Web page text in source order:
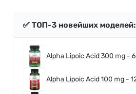
✅ ТОП-3 новейших моделей:
Alpha Lipoic Acid 300 mg -
Alpha Lipoic Acid 100 mg -